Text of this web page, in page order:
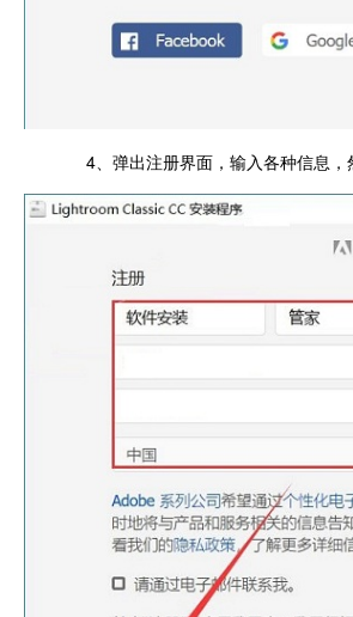
4、弹出注册界面，输入各种信息，